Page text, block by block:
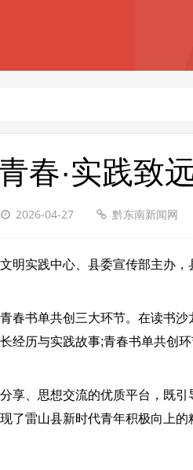
春·实践致
2026-04-27 黔东南新闻网
实践中心、县委宣传部主办，
书单共创三大环节。在读书沙
经历与实践故事;青春书单共创
、思想交流的优质平台，既引
了雷山县新时代青年积极向上的